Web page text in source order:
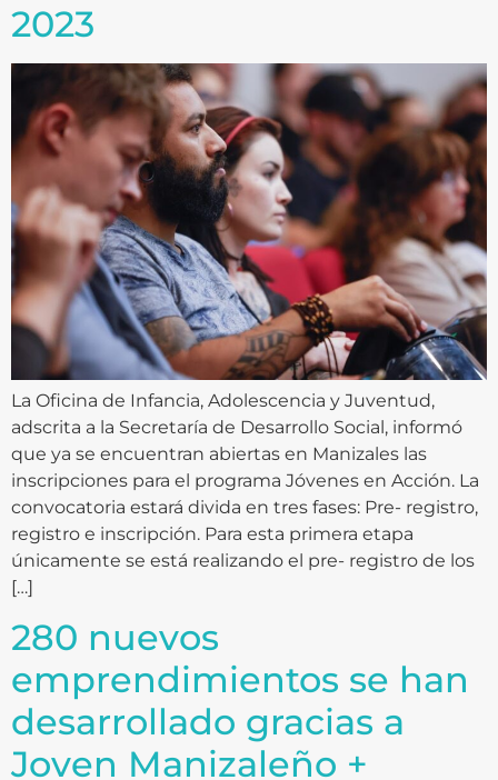
2023
La Oficina de Infancia, Adolescencia y Juventud,
adscrita a la Secretaría de Desarrollo Social, informó
que ya se encuentran abiertas en Manizales las
inscripciones para el programa Jóvenes en Acción. La
convocatoria estará divida en tres fases: Pre- registro,
registro e inscripción. Para esta primera etapa
únicamente se está realizando el pre- registro de los
[…]
280 nuevos
emprendimientos se han
desarrollado gracias a
Joven Manizaleño +